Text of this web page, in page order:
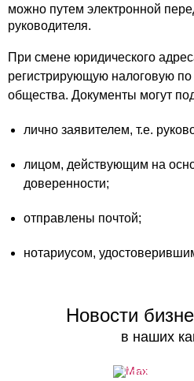
можно путем электронной
руководителя.
При смене юридического
регистрирующую налоговую
общества. Документы могут
лично заявителем, т.е.
лицом, действующим на
доверенности;
отправлены почтой;
нотариусом,
Новости
в наших
Подписаться